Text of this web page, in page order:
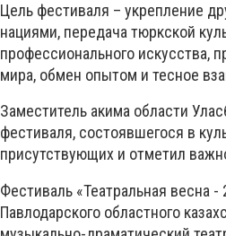
Цель фестиваля – укрепление
нациями, передача тюркской
профессионального искусства,
мира, обмен опытом и тесное
Заместитель акима области
фестиваля, состоявшегося в
присутствующих и отметил
Фестиваль «Театральная весна
Павлодарского областного